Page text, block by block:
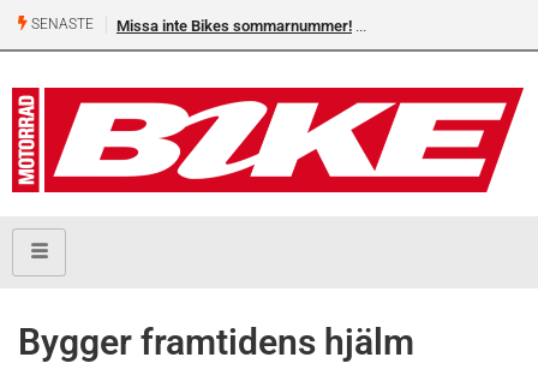
SENASTE Missa inte Bikes sommarnummer!
Bygger framtidens hjälm